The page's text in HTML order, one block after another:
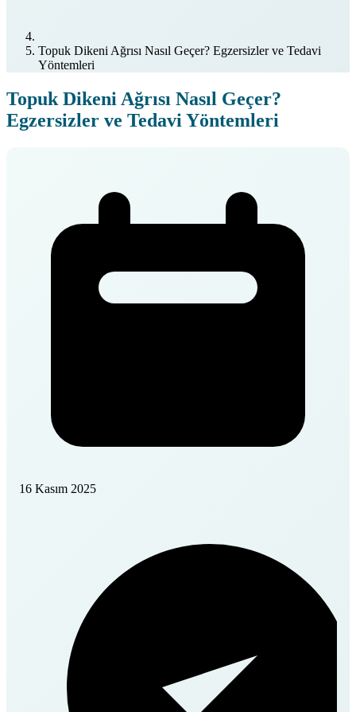
Topuk Dikeni Ağrısı Nasıl Geçer? Egzersizler ve Tedavi
Yöntemleri
Topuk Dikeni Ağrısı Nasıl Geçer?
Egzersizler ve Tedavi Yöntemleri
16 Kasım 2025